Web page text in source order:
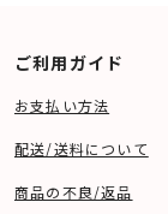
ご利用ガイド
お支払い方法
配送/送料について
商品の不良/返品